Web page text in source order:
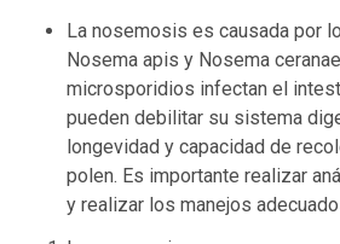
La nosemosis es causada por
Nosema apis y Nosema
microsporidios infectan el
pueden debilitar su sistema
longevidad y capacidad de
polen. Es importante realizar
y realizar los manejos